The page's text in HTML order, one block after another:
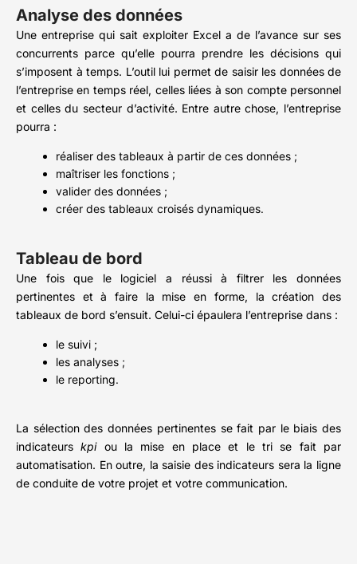
Analyse des données
Une entreprise qui sait exploiter Excel a de l’avance sur ses
concurrents parce qu’elle pourra prendre les décisions qui
s’imposent à temps. L’outil lui permet de saisir les données de
l’entreprise en temps réel, celles liées à son compte personnel
et celles du secteur d’activité. Entre autre chose, l’entreprise
pourra :
réaliser des tableaux à partir de ces données ;
maîtriser les fonctions ;
valider des données ;
créer des tableaux croisés dynamiques.
Tableau de bord
Une fois que le logiciel a réussi à filtrer les données
pertinentes et à faire la mise en forme, la création des
tableaux de bord s’ensuit. Celui-ci épaulera l’entreprise dans :
le suivi ;
les analyses ;
le reporting.
La sélection des données pertinentes se fait par le biais des
indicateurskpiou la mise en place et le tri se fait par
automatisation. En outre, la saisie des indicateurs sera la ligne
de conduite de votre projet et votre communication.